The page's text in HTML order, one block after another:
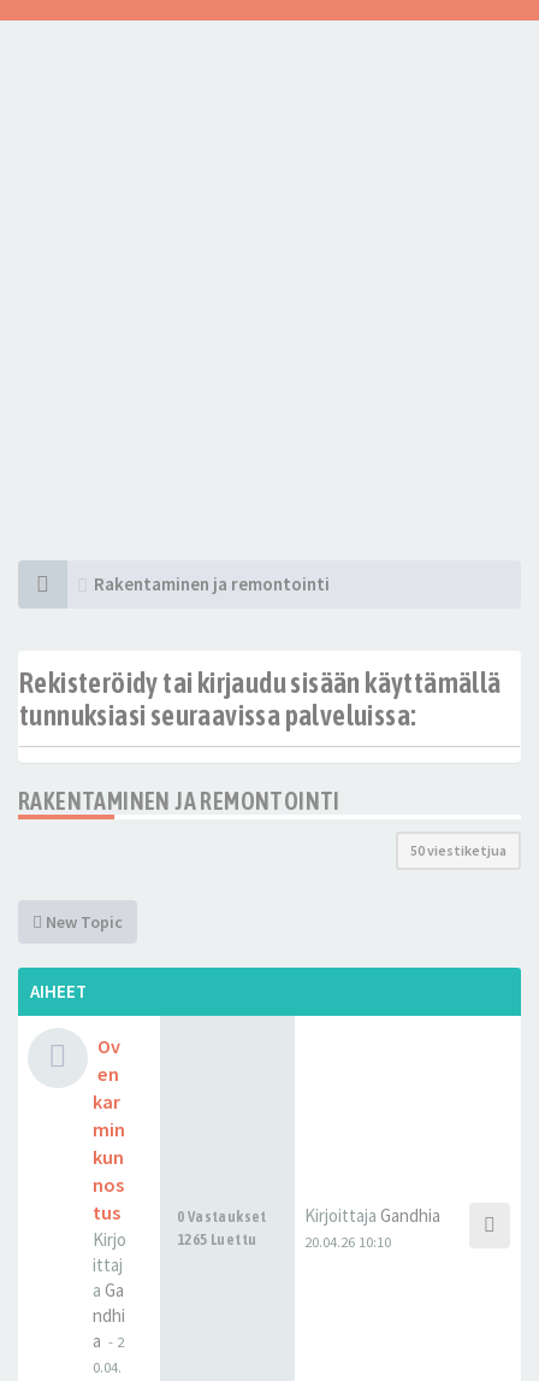
Rakentaminen ja remontointi
Rekisteröidy tai kirjaudu sisään käyttämällä
tunnuksiasi seuraavissa palveluissa:
RAKENTAMINEN JA REMONTOINTI
50 viestiketjua
New Topic
AIHEET
Ov
en
kar
min
kun
nos
tus
Kirjo
ittaj
a Ga
ndhi
a - 2
0.04.
0 Vastaukset
1265 Luettu
Kirjoittaja Gandhia
20.04.26 10:10